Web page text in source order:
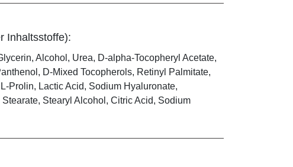
Inhaltsstoffe):
Alcohol, Urea, D-alpha-Tocopheryl Acetate,
D-Mixed Tocopherols, Retinyl Palmitate,
Prolin, Lactic Acid, Sodium Hyaluronate,
Stearyl Alcohol, Citric Acid, Sodium